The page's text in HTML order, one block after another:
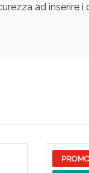
ad inserire i